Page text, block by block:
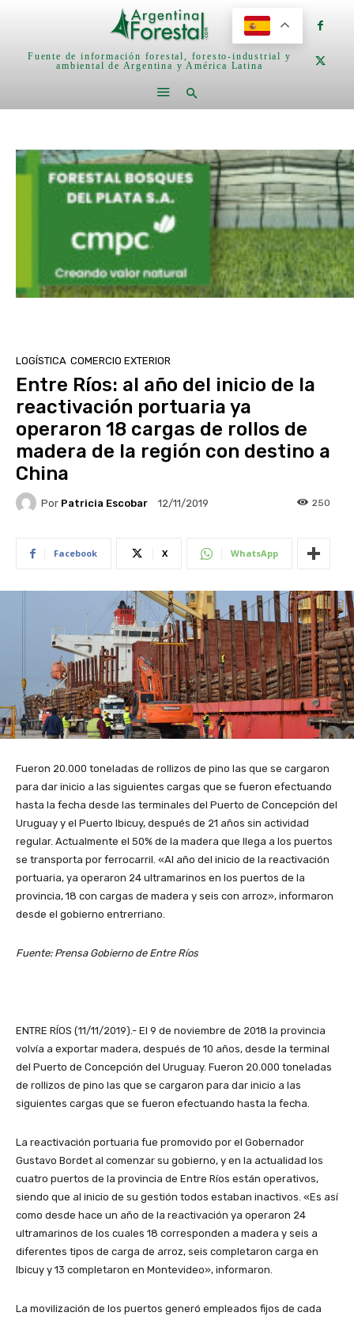
Fuente de información forestal, foresto-industrial y
ambiental de Argentina y América Latina
LOGÍSTICA COMERCIO EXTERIOR
Entre Ríos: al año del inicio de la
reactivación portuaria ya
operaron 18 cargas de rollos de
madera de la región con destino a
China
Por Patricia Escobar 12/11/2019 250
Facebook X WhatsApp
Fueron 20.000 toneladas de rollizos de pino las que se cargaron
para dar inicio a las siguientes cargas que se fueron efectuando
hasta la fecha desde las terminales del Puerto de Concepción del
Uruguay y el Puerto Ibicuy, después de 21 años sin actividad
regular. Actualmente el 50% de la madera que llega a los puertos
se transporta por ferrocarril. «Al año del inicio de la reactivación
portuaria, ya operaron 24 ultramarinos en los puertos de la
provincia, 18 con cargas de madera y seis con arroz», informaron
desde el gobierno entrerriano.
Fuente: Prensa Gobierno de Entre Ríos
ENTRE RÍOS (11/11/2019).- El 9 de noviembre de 2018 la provincia
volvía a exportar madera, después de 10 años, desde la terminal
del Puerto de Concepción del Uruguay. Fueron 20.000 toneladas
de rollizos de pino las que se cargaron para dar inicio a las
siguientes cargas que se fueron efectuando hasta la fecha.
La reactivación portuaria fue promovido por el Gobernador
Gustavo Bordet al comenzar su gobierno, y en la actualidad los
cuatro puertos de la provincia de Entre Ríos están operativos,
siendo que al inicio de su gestión todos estaban inactivos. «Es así
como desde hace un año de la reactivación ya operaron 24
ultramarinos de los cuales 18 corresponden a madera y seis a
diferentes tipos de carga de arroz, seis completaron carga en
Ibicuy y 13 completaron en Montevideo», informaron.
La movilización de los puertos generó empleados fijos de cada